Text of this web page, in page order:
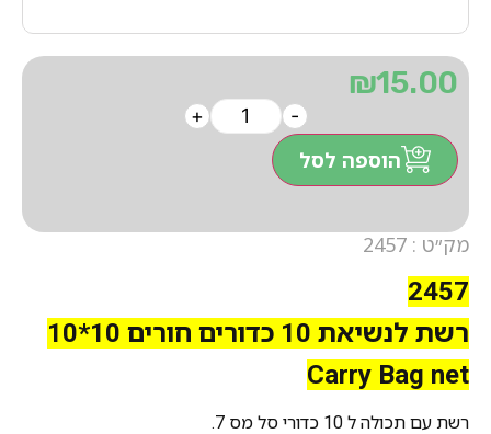
מק״ט : 2457
2457
רשת לנשיאת 10 כדורים חורים 10*10
Carry Bag net
רשת עם תכולה ל 10 כדורי סל מס 7.
₪15.00
-
+
הוספה לסל